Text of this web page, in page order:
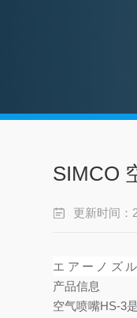
SIMCO
更新时间：
エアーノズ
产品信息
空气喷嘴HS-3